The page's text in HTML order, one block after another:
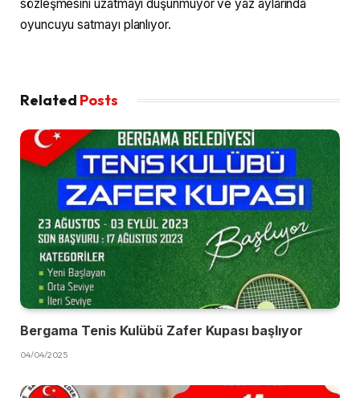
sözleşmesini uzatmayı düşünmüyor ve yaz aylarında
oyuncuyu satmayı planlıyor.
Related Posts
Bergama Tenis Kulübü Zafer Kupası başlıyor
04/04/2025